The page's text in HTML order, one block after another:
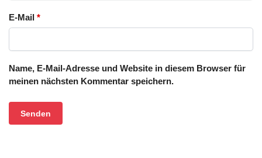
E-Mail *
Name, E-Mail-Adresse und Website in diesem Browser für
meinen nächsten Kommentar speichern.